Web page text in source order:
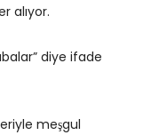
alıyor.
diye ifade
meşgul